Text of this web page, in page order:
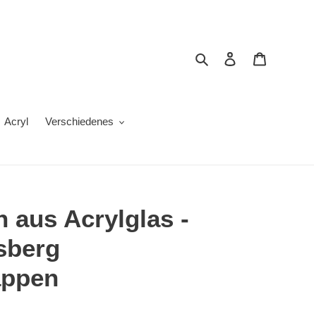
Suchen Einloggen
Acryl Verschiedenes
aus Acrylglas -